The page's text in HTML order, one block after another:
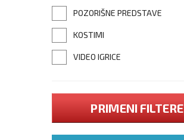
POZORIŠNE PREDSTAVE
KOSTIMI
VIDEO IGRICE
PRIMENI FILTERE